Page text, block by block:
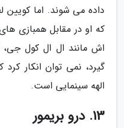
داده می شوند. اما کویین
که او در مقابل همبازی
اش مانند ال ال کول
گیرد، نمی توان انکار
الهه سینمایی است.
13. درو بریمور